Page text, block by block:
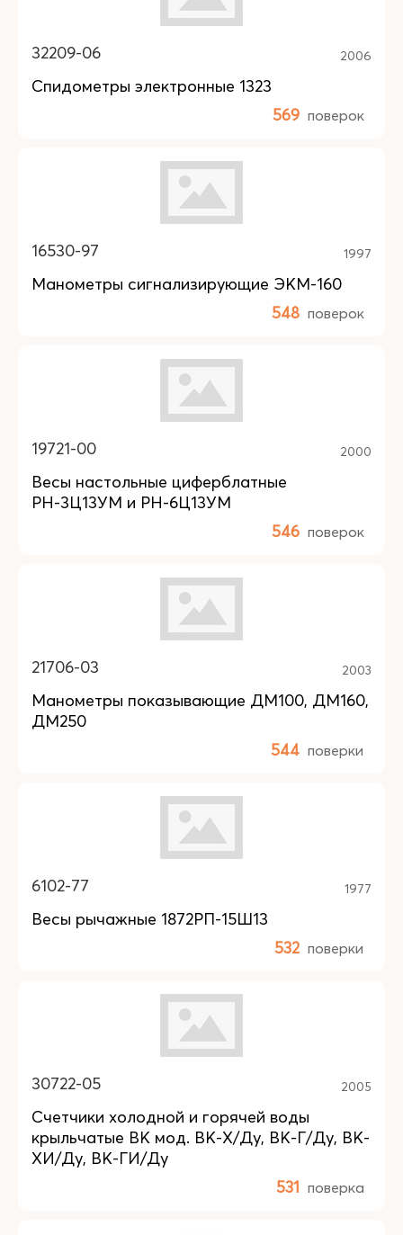
32209-06 2006
Спидометры электронные 1323
569 поверок
16530-97 1997
Манометры сигнализирующие ЭКМ-160
548 поверок
19721-00 2000
Весы настольные циферблатные
РН-3Ц13УМ и РН-6Ц13УМ
546 поверок
21706-03 2003
Манометры показывающие ДМ100, ДМ160,
ДМ250
544 поверки
6102-77 1977
Весы рычажные 1872РП-15Ш13
532 поверки
30722-05 2005
Счетчики холодной и горячей воды
крыльчатые ВК мод. ВК-Х/Ду, ВК-Г/Ду, ВК-
ХИ/Ду, ВК-ГИ/Ду
531 поверка